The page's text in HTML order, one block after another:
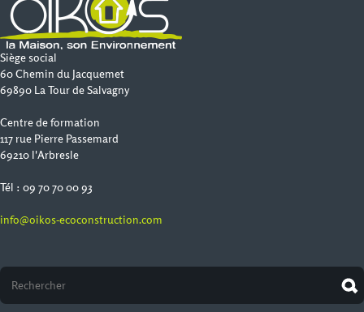
Siège social
60 Chemin du Jacquemet
69890 La Tour de Salvagny
Centre de formation
117 rue Pierre Passemard
69210 l'Arbresle
Tél : 09 70 70 00 93
info@oikos-ecoconstruction.com